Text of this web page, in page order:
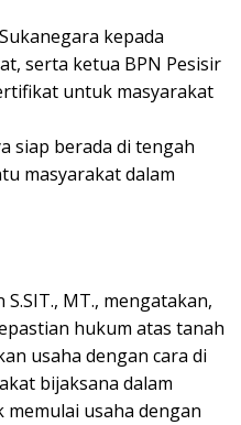
kepada
serta ketua BPN Pesisir
untuk masyarakat
siap berada di tengah
masyarakat dalam
MT., mengatakan,
hukum atas tanah
usaha dengan cara di
bijaksana dalam
usaha dengan